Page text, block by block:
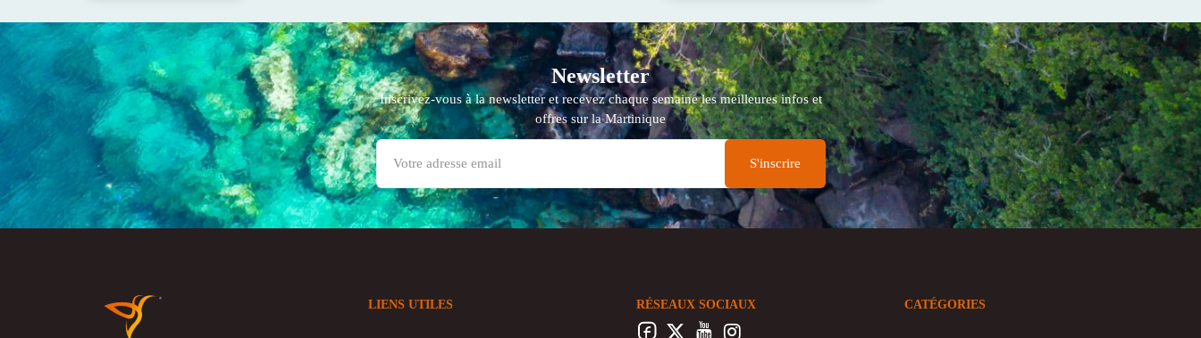
Newsletter
Inscrivez-vous à la newsletter et recevez chaque semaine les meilleures infos et
offres sur la Martinique
LIENS UTILES RÉSEAUX SOCIAUX CATÉGORIES